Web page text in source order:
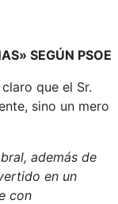
SEGÚN PSOE
que el Sr.
sino un mero
además de
en un
con